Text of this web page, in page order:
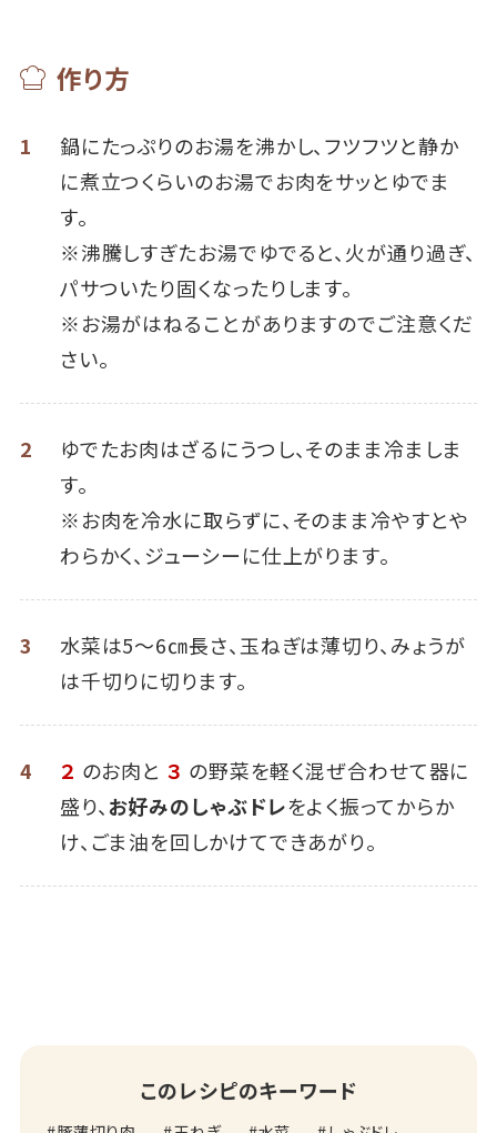
作り方
1
鍋にたっぷりのお湯を沸かし、フツフツと静か
に煮立つくらいのお湯でお肉をサッとゆでま
す。
※沸騰しすぎたお湯でゆでると、火が通り過ぎ、
パサついたり固くなったりします。
※お湯がはねることがありますのでご注意くだ
さい。
2
ゆでたお肉はざるにうつし、そのまま冷ましま
す。
※お肉を冷水に取らずに、そのまま冷やすとや
わらかく、ジューシーに仕上がります。
3
水菜は5～6㎝長さ、玉ねぎは薄切り、みょうが
は千切りに切ります。
4 ２ のお肉と ３ の野菜を軽く混ぜ合わせて器に
盛り、お好みのしゃぶドレをよく振ってからか
け、ごま油を回しかけてできあがり。
このレシピのキーワード